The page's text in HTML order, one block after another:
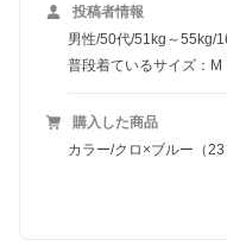
投稿者情報
男性/50代/51kg～55kg/
普段着ているサイズ：M
購入した商品
カラー/クロ×ブルー（